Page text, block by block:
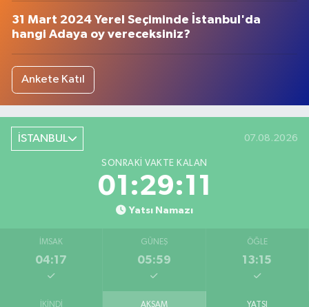
31 Mart 2024 Yerel Seçiminde İstanbul'da
hangi Adaya oy vereceksiniz?
Ankete Katıl
İSTANBUL 07.08.2026
SONRAKI VAKTE KALAN
01:29:11
Yatsı Namazı
İMSAK
04:17
GÜNEŞ
05:59
ÖĞLE
13:15
İKINDI AKŞAM YATSI